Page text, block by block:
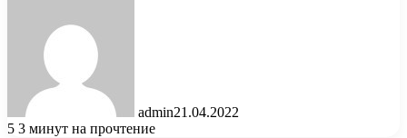
admin21.04.2022
5 3 минут на прочтение